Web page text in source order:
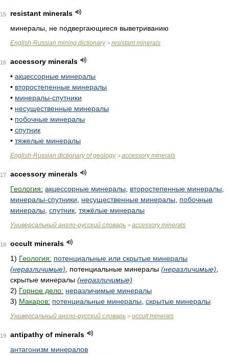
15
resistant minerals
минералы, не подвергающиеся выветриванию
English-Russian mining dictionary> resistant minerals
16
accessory minerals
• акцессорные минералы
• второстепенные минералы
• минералы-спутники
• несущественные минералы
• побочные минералы
• спутник
• тяжелые минералы
English-Russian dictionary of geology> accessory minerals
17
accessory minerals
Геология: акцессорные минералы второстепенные минералы
минералы-спутники
несущественные минералы
побочные
минералы спутник тяжёлые минералы
Универсальный англо-русский словарь > accessory minerals
18
occult minerals
1) Геология: потенциальные или скрытые минералы
(неразличимые) , потенциальные минералы (неразличимые)
скрытые минералы (неразличимые)
2) Горное дело: неразличимые минералы
3) Макаров: потенциальные минералы скрытые минералы
Универсальный англо-русский словарь > occult minerals
19
antipathy of minerals
антагонизм минералов